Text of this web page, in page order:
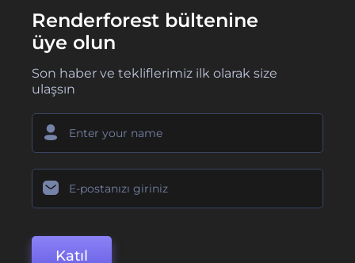
Renderforest bültenine
üye olun
Son haber ve tekliflerimiz ilk olarak size
ulaşsın
Katıl